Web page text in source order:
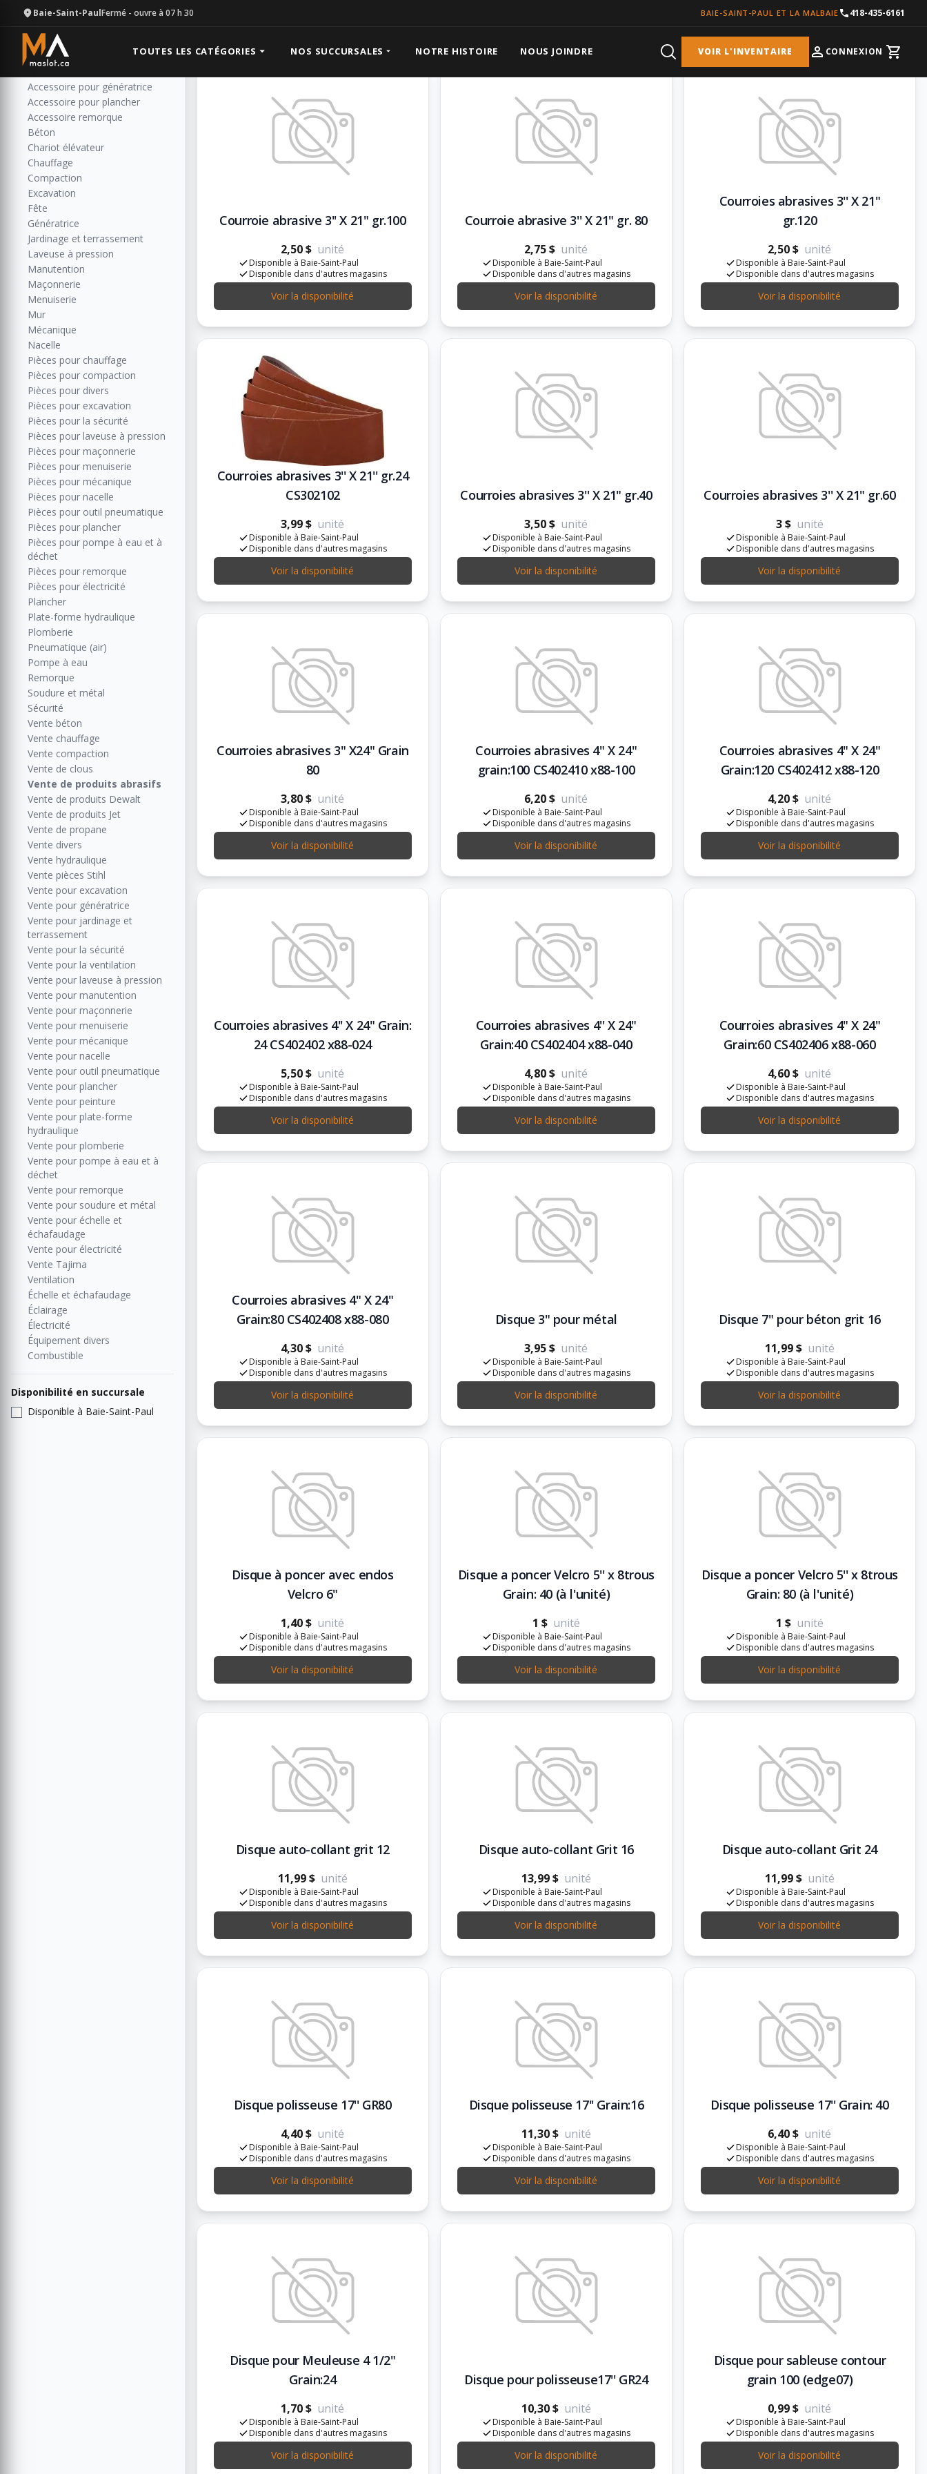
Baie-Saint-PaulFermé - ouvre à 07 h 30 BAIE-SAINT-PAUL ET LA MALBAIE 418-435-6161
TOUTES LES CATÉGORIES NOS SUCCURSALES NOTRE HISTOIRE NOUS JOINDRE VOIR L'INVENTAIRE CONNEXION Cart
Catégories
Toutes les catégories
Accessoire pour génératrice
Accessoire pour plancher
Accessoire remorque
Béton
Chariot élévateur
Chauffage
Compaction
Excavation
Fête
Génératrice
Jardinage et terrassement
Laveuse à pression
Manutention
Maçonnerie
Menuiserie
Mur
Mécanique
Nacelle
Pièces pour chauffage
Pièces pour compaction
Pièces pour divers
Pièces pour excavation
Pièces pour la sécurité
Pièces pour laveuse à pression
Pièces pour maçonnerie
Pièces pour menuiserie
Pièces pour mécanique
Pièces pour nacelle
Pièces pour outil pneumatique
Pièces pour plancher
Pièces pour pompe à eau et à
déchet
Pièces pour remorque
Pièces pour électricité
Plancher
Plate-forme hydraulique
Plomberie
Pneumatique (air)
Pompe à eau
Remorque
Soudure et métal
Sécurité
Vente béton
Vente chauffage
Vente compaction
Vente de clous
Vente de produits abrasifs
Vente de produits Dewalt
Vente de produits Jet
Vente de propane
Vente divers
Vente hydraulique
Vente pièces Stihl
Vente pour excavation
Vente pour génératrice
Vente pour jardinage et
terrassement
Vente pour la sécurité
Vente pour la ventilation
Vente pour laveuse à pression
Vente pour manutention
Vente pour maçonnerie
Vente pour menuiserie
Vente pour mécanique
Vente pour nacelle
Vente pour outil pneumatique
Vente pour plancher
Vente pour peinture
Vente pour plate-forme
hydraulique
Vente pour plomberie
Vente pour pompe à eau et à
déchet
Vente pour remorque
Vente pour soudure et métal
Vente pour échelle et
échafaudage
Vente pour électricité
Vente Tajima
Ventilation
Échelle et échafaudage
Éclairage
Électricité
Équipement divers
Combustible
Disponibilité en succursale
Disponible à Baie-Saint-Paul
Résultats: 85
Courroie abrasive 3'' X 21" gr.100
2,50 $ unité
Disponible à Baie-Saint-Paul
Disponible dans d'autres magasins
Voir la disponibilité
Courroie abrasive 3'' X 21" gr. 80
2,75 $ unité
Disponible à Baie-Saint-Paul
Disponible dans d'autres magasins
Voir la disponibilité
Courroies abrasives 3'' X 21"
gr.120
2,50 $ unité
Disponible à Baie-Saint-Paul
Disponible dans d'autres magasins
Voir la disponibilité
Courroies abrasives 3'' X 21'' gr.24
CS302102
3,99 $ unité
Disponible à Baie-Saint-Paul
Disponible dans d'autres magasins
Voir la disponibilité
Courroies abrasives 3'' X 21" gr.40
3,50 $ unité
Disponible à Baie-Saint-Paul
Disponible dans d'autres magasins
Voir la disponibilité
Courroies abrasives 3'' X 21" gr.60
3 $ unité
Disponible à Baie-Saint-Paul
Disponible dans d'autres magasins
Voir la disponibilité
Courroies abrasives 3" X24" Grain
80
3,80 $ unité
Disponible à Baie-Saint-Paul
Disponible dans d'autres magasins
Voir la disponibilité
Courroies abrasives 4" X 24"
grain:100 CS402410 x88-100
6,20 $ unité
Disponible à Baie-Saint-Paul
Disponible dans d'autres magasins
Voir la disponibilité
Courroies abrasives 4" X 24"
Grain:120 CS402412 x88-120
4,20 $ unité
Disponible à Baie-Saint-Paul
Disponible dans d'autres magasins
Voir la disponibilité
Courroies abrasives 4'' X 24" Grain:
24 CS402402 x88-024
5,50 $ unité
Disponible à Baie-Saint-Paul
Disponible dans d'autres magasins
Voir la disponibilité
Courroies abrasives 4'' X 24"
Grain:40 CS402404 x88-040
4,80 $ unité
Disponible à Baie-Saint-Paul
Disponible dans d'autres magasins
Voir la disponibilité
Courroies abrasives 4" X 24"
Grain:60 CS402406 x88-060
4,60 $ unité
Disponible à Baie-Saint-Paul
Disponible dans d'autres magasins
Voir la disponibilité
Courroies abrasives 4" X 24"
Grain:80 CS402408 x88-080
4,30 $ unité
Disponible à Baie-Saint-Paul
Disponible dans d'autres magasins
Voir la disponibilité
Disque 3" pour métal
3,95 $ unité
Disponible à Baie-Saint-Paul
Disponible dans d'autres magasins
Voir la disponibilité
Disque 7" pour béton grit 16
11,99 $ unité
Disponible à Baie-Saint-Paul
Disponible dans d'autres magasins
Voir la disponibilité
Disque à poncer avec endos
Velcro 6"
1,40 $ unité
Disponible à Baie-Saint-Paul
Disponible dans d'autres magasins
Voir la disponibilité
Disque a poncer Velcro 5'' x 8trous
Grain: 40 (à l'unité)
1 $ unité
Disponible à Baie-Saint-Paul
Disponible dans d'autres magasins
Voir la disponibilité
Disque a poncer Velcro 5'' x 8trous
Grain: 80 (à l'unité)
1 $ unité
Disponible à Baie-Saint-Paul
Disponible dans d'autres magasins
Voir la disponibilité
Disque auto-collant grit 12
11,99 $ unité
Disponible à Baie-Saint-Paul
Disponible dans d'autres magasins
Voir la disponibilité
Disque auto-collant Grit 16
13,99 $ unité
Disponible à Baie-Saint-Paul
Disponible dans d'autres magasins
Voir la disponibilité
Disque auto-collant Grit 24
11,99 $ unité
Disponible à Baie-Saint-Paul
Disponible dans d'autres magasins
Voir la disponibilité
Disque polisseuse 17'' GR80
4,40 $ unité
Disponible à Baie-Saint-Paul
Disponible dans d'autres magasins
Voir la disponibilité
Disque polisseuse 17'' Grain:16
11,30 $ unité
Disponible à Baie-Saint-Paul
Disponible dans d'autres magasins
Voir la disponibilité
Disque polisseuse 17'' Grain: 40
6,40 $ unité
Disponible à Baie-Saint-Paul
Disponible dans d'autres magasins
Voir la disponibilité
Disque pour Meuleuse 4 1/2"
Grain:24
1,70 $ unité
Disponible à Baie-Saint-Paul
Disponible dans d'autres magasins
Voir la disponibilité
Disque pour polisseuse17'' GR24
10,30 $ unité
Disponible à Baie-Saint-Paul
Disponible dans d'autres magasins
Voir la disponibilité
Disque pour sableuse contour
grain 100 (edge07)
0,99 $ unité
Disponible à Baie-Saint-Paul
Disponible dans d'autres magasins
Voir la disponibilité